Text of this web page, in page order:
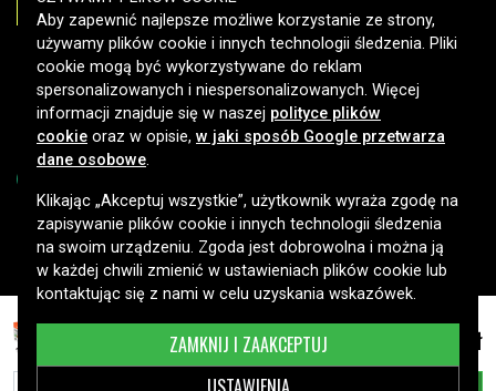
Zestaw wielopak CE31A nr 126A toner laserowy
511,99 zł
OPCJE DOSTAWY
Copyright © 2026, Spares Nordic AB
Aby zapewnić najlepsze możliwe korzystanie ze strony,
używamy plików cookie i innych technologii śledzenia. Pliki
cookie mogą być wykorzystywane do reklam
spersonalizowanych i niespersonalizowanych. Więcej
informacji znajduje się w naszej polityce plików
cookie oraz w opisie, w jaki sposób Google przetwarza
dane osobowe.
Klikając „Akceptuj wszystkie”, użytkownik wyraża zgodę na
zapisywanie plików cookie i innych technologii śledzenia
na swoim urządzeniu. Zgoda jest dobrowolna i można ją
w każdej chwili zmienić w ustawieniach plików cookie lub
kontaktując się z nami w celu uzyskania wskazówek.
ZAMKNIJ I ZAAKCEPTUJ